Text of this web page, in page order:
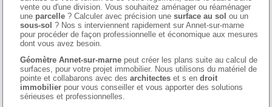
vente ou d'une division. Vous souhaitez aménager ou réaménager
une parcelle ? Calculer avec précision unesurface au sol ou un
sous-sol ? Nos s interviennent rapidement sur Annet-sur-marne
pour procéder de façon professionnelle et économique aux mesures
dont vous avez besoin.
Géomètre Annet-sur-marne peut créer les plans suite au calcul de
surfaces, pour votre projet immobilier. Nous utilisons du matériel de
pointe et collabarons avec desarchitectes et s endroit
immobilier pour vous conseiller et vous apporter des solutions
sérieuses et professionnelles.